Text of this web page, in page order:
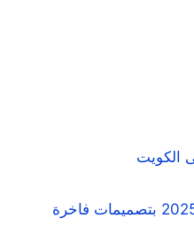
الكويت
أرخص 7 أنواع باركيه 2025 بتصميمات فاخرة